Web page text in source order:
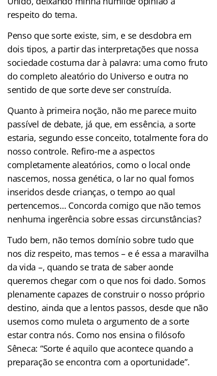
respeito do tema.
Penso que sorte existe, sim, e se desdobra em
dois tipos, a partir das interpretações que nossa
sociedade costuma dar à palavra: uma como fruto
do completo aleatório do Universo e outra no
sentido de que sorte deve ser construída.
Quanto à primeira noção, não me parece muito
passível de debate, já que, em essência, a sorte
estaria, segundo esse conceito, totalmente fora do
nosso controle. Refiro-me a aspectos
completamente aleatórios, como o local onde
nascemos, nossa genética, o lar no qual fomos
inseridos desde crianças, o tempo ao qual
pertencemos… Concorda comigo que não temos
nenhuma ingerência sobre essas circunstâncias?
Tudo bem, não temos domínio sobre tudo que
nos diz respeito, mas temos – e é essa a maravilha
da vida –, quando se trata de saber aonde
queremos chegar com o que nos foi dado. Somos
plenamente capazes de construir o nosso próprio
destino, ainda que a lentos passos, desde que não
usemos como muleta o argumento de a sorte
estar contra nós. Como nos ensina o filósofo
Sêneca: “Sorte é aquilo que acontece quando a
preparação se encontra com a oportunidade”.